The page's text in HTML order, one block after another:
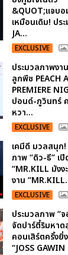
&QUOT;แจบ
เหมือนเดิม! ปร
JA...
EXCLUSIVE
ประมวลภาพงา
ลูกพีช PEACH
PREMIERE
ปอนด์-ภูวินทร์
หวา...
EXCLUSIVE
เคมีดี มวลสนุก!
ภาพ “ดิว-ธี” เ
“MR.KILL มังง
งาน
EXCLUSIVE
ประมวลภาพ “
จัดปาร์ตี้ริมหาด
คอนเสิร์ตครั้งยิ่
“JOSS GAWIN